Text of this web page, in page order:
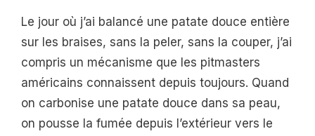
Le jour où j’ai balancé une patate douce entière
sur les braises, sans la peler, sans la couper, j’ai
compris un mécanisme que les pitmasters
américains connaissent depuis toujours. Quand
on carbonise une patate douce dans sa peau,
on pousse la fumée depuis l’extérieur vers le